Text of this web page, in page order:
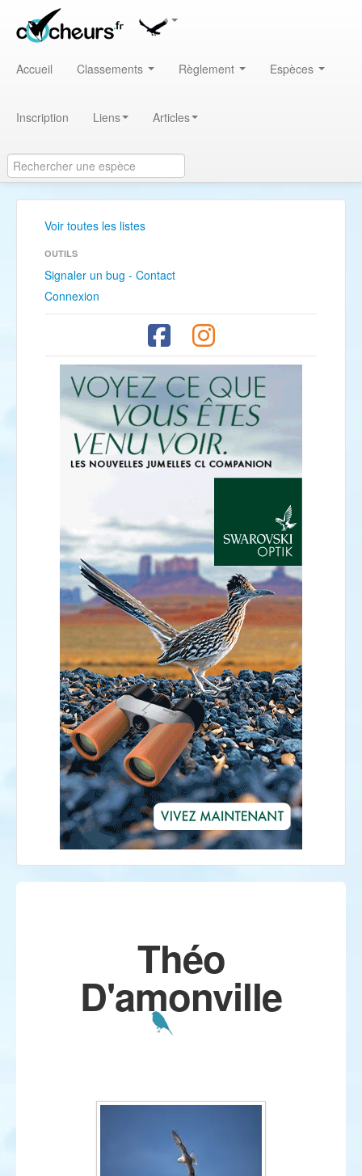
Accueil Classements Règlement Espèces
Inscription Liens Articles
Voir toutes les listes
OUTILS
Signaler un bug - Contact
Connexion
Théo
D'amonville